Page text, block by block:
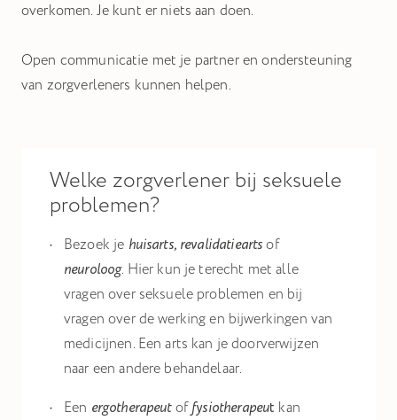
overkomen. Je kunt er niets aan doen.
Open communicatie met je partner en ondersteuning
van zorgverleners kunnen helpen.
Welke zorgverlener bij seksuele
problemen?
Bezoek je huisarts, revalidatieartsof
neuroloog. Hier kun je terecht met alle
vragen over seksuele problemen en bij
vragen over de werking en bijwerkingen van
medicijnen. Een arts kan je doorverwijzen
naar een andere behandelaar.
Een ergotherapeutoffysiotherapeut kan